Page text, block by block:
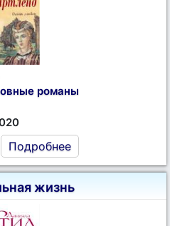
романы
Подробнее
жизнь